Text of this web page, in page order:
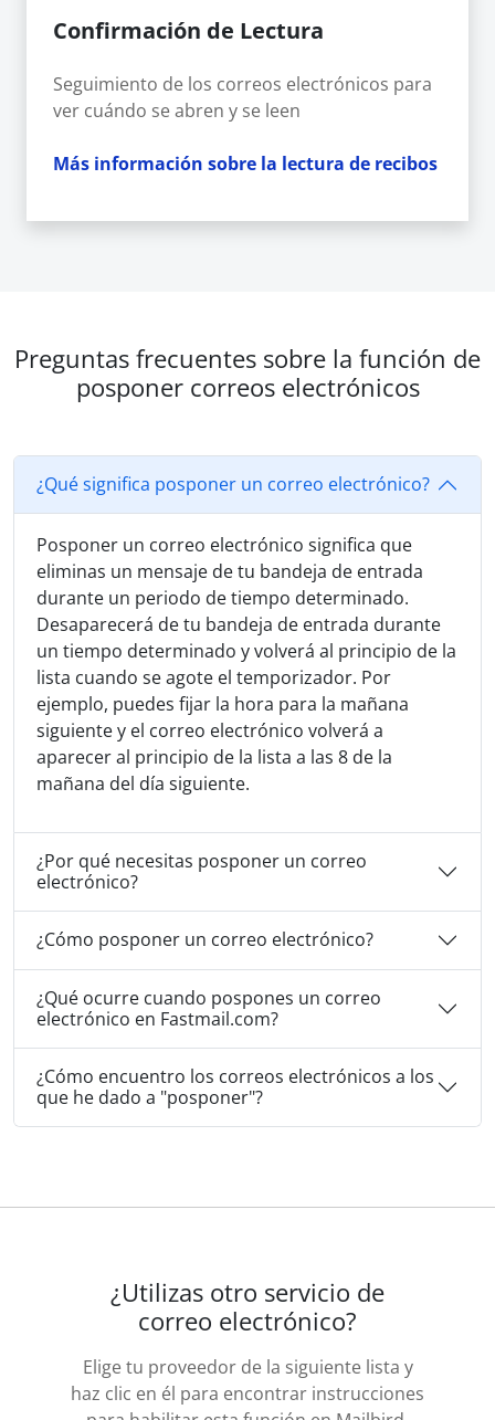
Confirmación de Lectura
Seguimiento de los correos electrónicos para
ver cuándo se abren y se leen
Más información sobre la lectura de recibos
Preguntas frecuentes sobre la función de
posponer correos electrónicos
¿Qué significa posponer un correo electrónico?
Posponer un correo electrónico significa que
eliminas un mensaje de tu bandeja de entrada
durante un periodo de tiempo determinado.
Desaparecerá de tu bandeja de entrada durante
un tiempo determinado y volverá al principio de la
lista cuando se agote el temporizador. Por
ejemplo, puedes fijar la hora para la mañana
siguiente y el correo electrónico volverá a
aparecer al principio de la lista a las 8 de la
mañana del día siguiente.
¿Por qué necesitas posponer un correo
electrónico?
¿Cómo posponer un correo electrónico?
¿Qué ocurre cuando pospones un correo
electrónico en Fastmail.com?
¿Cómo encuentro los correos electrónicos a los
que he dado a "posponer"?
¿Utilizas otro servicio de
correo electrónico?
Elige tu proveedor de la siguiente lista y
haz clic en él para encontrar instrucciones